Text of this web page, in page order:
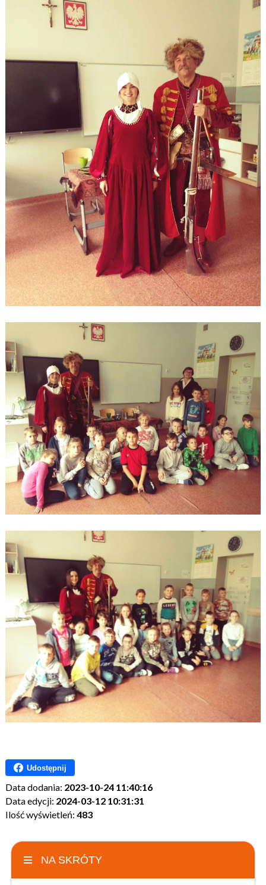
Udostępnij
Data dodania: 2023-10-24 11:40:16
Data edycji: 2024-03-12 10:31:31
Ilość wyświetleń: 483
NA SKRÓTY